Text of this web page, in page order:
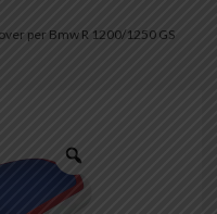
per Bmw R 1200/1250 GS